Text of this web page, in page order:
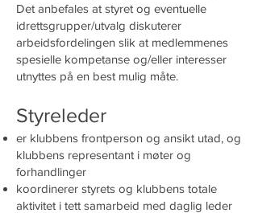
Det anbefales at styret og eventuelle
idrettsgrupper/utvalg diskuterer
arbeidsfordelingen slik at medlemmenes
spesielle kompetanse og/eller interesser
utnyttes på en best mulig måte.
Styreleder
er klubbens frontperson og ansikt utad, og
klubbens representant i møter og
forhandlinger
koordinerer styrets og klubbens totale
aktivitet i tett samarbeid med daglig leder